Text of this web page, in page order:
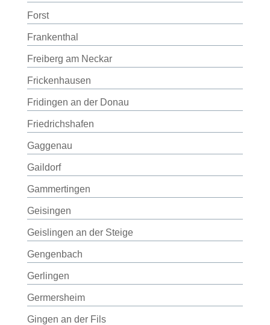
Forst
Frankenthal
Freiberg am Neckar
Frickenhausen
Fridingen an der Donau
Friedrichshafen
Gaggenau
Gaildorf
Gammertingen
Geisingen
Geislingen an der Steige
Gengenbach
Gerlingen
Germersheim
Gingen an der Fils